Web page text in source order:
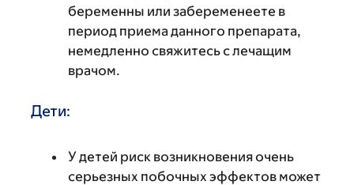
беременны или забеременеете в
период приема данного препарата,
немедленно свяжитесь с лечащим
врачом.
Дети:
У детей риск возникновения очень
серьезных побочных эффектов может